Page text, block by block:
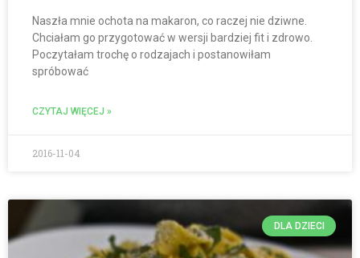
Naszła mnie ochota na makaron, co raczej nie dziwne.
Chciałam go przygotować w wersji bardziej fit i zdrowo.
Poczytałam trochę o rodzajach i postanowiłam
spróbować
CZYTAJ WIĘCEJ »
2016-11-04
DLA DZIECI